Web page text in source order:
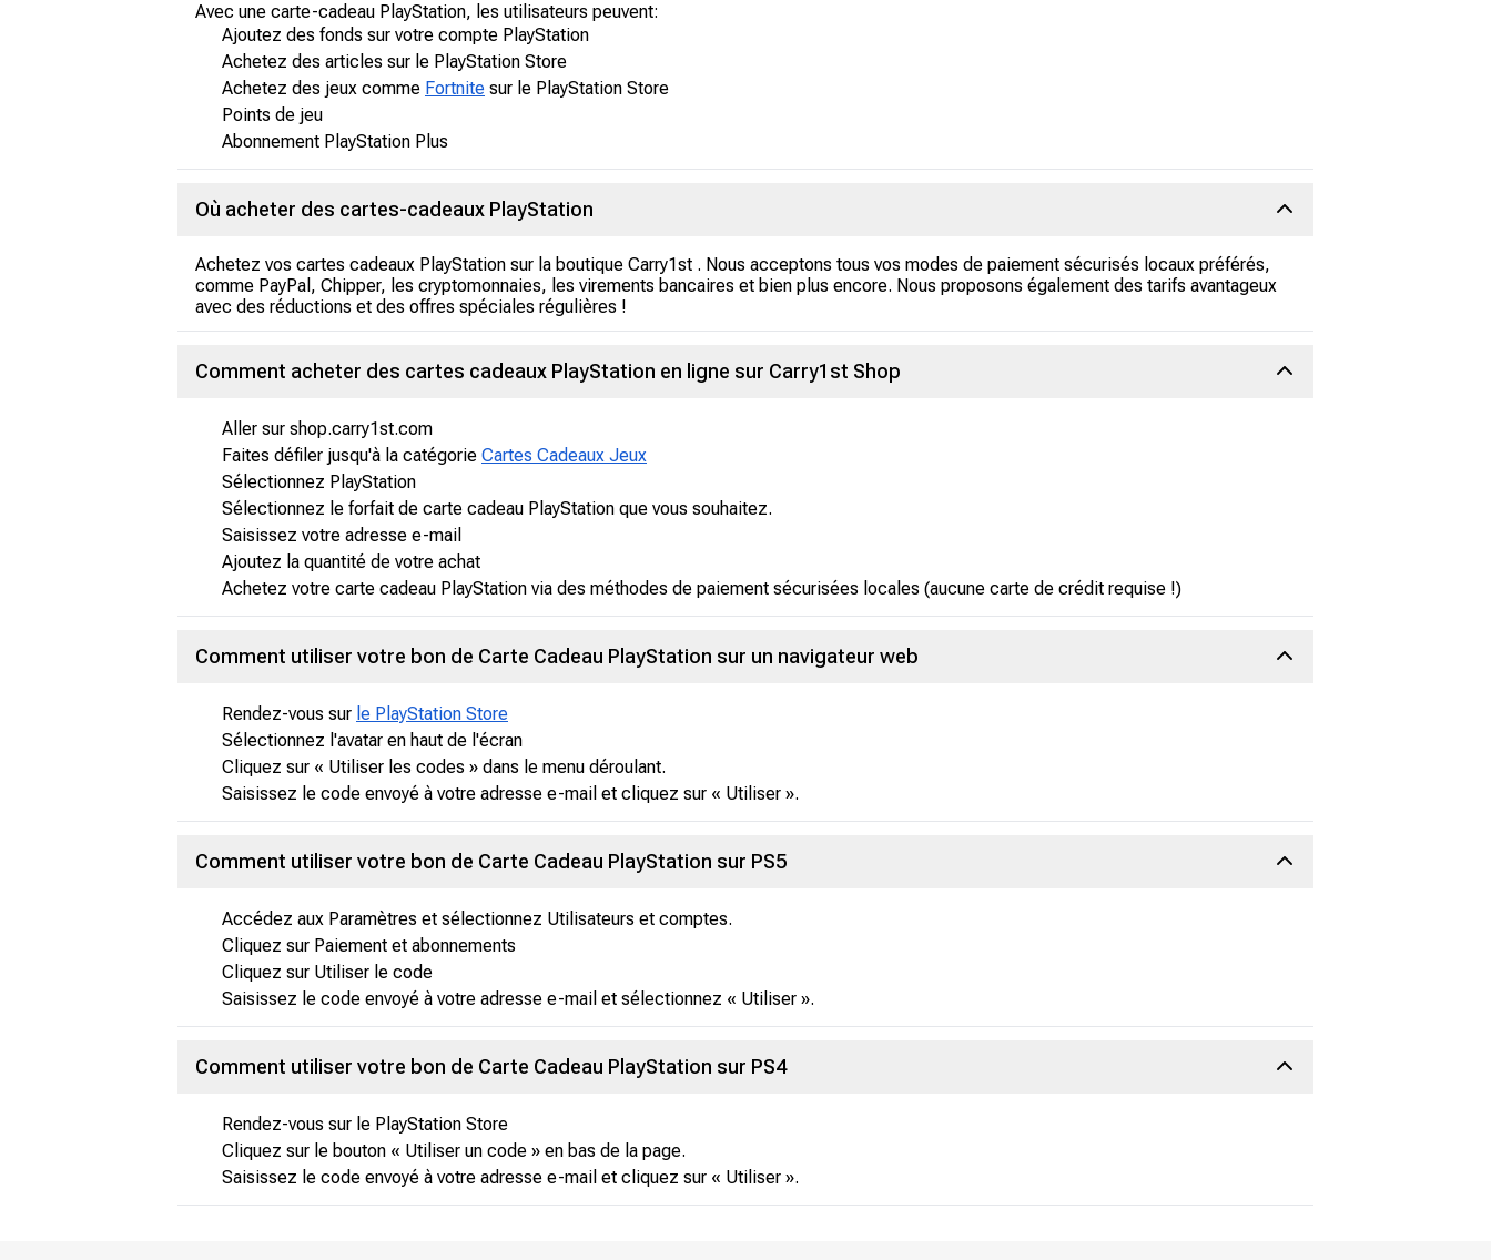
Avec une carte-cadeau PlayStation, les utilisateurs peuvent:
Ajoutez des fonds sur votre compte PlayStation
Achetez des articles sur le PlayStation Store
Achetez des jeux comme Fortnite sur le PlayStation Store
Points de jeu
Abonnement PlayStation Plus
Où acheter des cartes-cadeaux PlayStation
Achetez vos cartes cadeaux PlayStation sur la boutique Carry1st . Nous acceptons tous vos modes de paiement sécurisés locaux préférés,
comme PayPal, Chipper, les cryptomonnaies, les virements bancaires et bien plus encore. Nous proposons également des tarifs avantageux
avec des réductions et des offres spéciales régulières !
Comment acheter des cartes cadeaux PlayStation en ligne sur Carry1st Shop
Aller sur shop.carry1st.com
Faites défiler jusqu'à la catégorie Cartes Cadeaux Jeux
Sélectionnez PlayStation
Sélectionnez le forfait de carte cadeau PlayStation que vous souhaitez.
Saisissez votre adresse e-mail
Ajoutez la quantité de votre achat
Achetez votre carte cadeau PlayStation via des méthodes de paiement sécurisées locales (aucune carte de crédit requise !)
Comment utiliser votre bon de Carte Cadeau PlayStation sur un navigateur web
Rendez-vous sur le PlayStation Store
Sélectionnez l'avatar en haut de l'écran
Cliquez sur « Utiliser les codes » dans le menu déroulant.
Saisissez le code envoyé à votre adresse e-mail et cliquez sur « Utiliser ».
Comment utiliser votre bon de Carte Cadeau PlayStation sur PS5
Accédez aux Paramètres et sélectionnez Utilisateurs et comptes.
Cliquez sur Paiement et abonnements
Cliquez sur Utiliser le code
Saisissez le code envoyé à votre adresse e-mail et sélectionnez « Utiliser ».
Comment utiliser votre bon de Carte Cadeau PlayStation sur PS4
Rendez-vous sur le PlayStation Store
Cliquez sur le bouton « Utiliser un code » en bas de la page.
Saisissez le code envoyé à votre adresse e-mail et cliquez sur « Utiliser ».